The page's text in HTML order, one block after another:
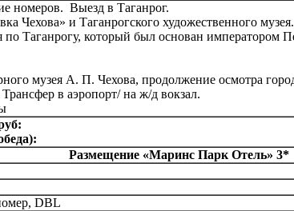
номеров. Выезд в Таганрог.
Чехова» и Таганрогского художественного музея.
по Таганрогу, который был основан императором
музея А. П. Чехова, продолжение осмотра
в аэропорт/ на ж/д вокзал.
Размещение «Маринс Парк Отель» 3*
DBL